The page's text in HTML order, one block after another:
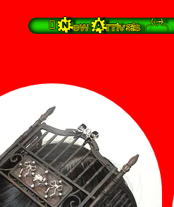
 New Arrivals╭⁽˙͡ᵕ˙⁾╮